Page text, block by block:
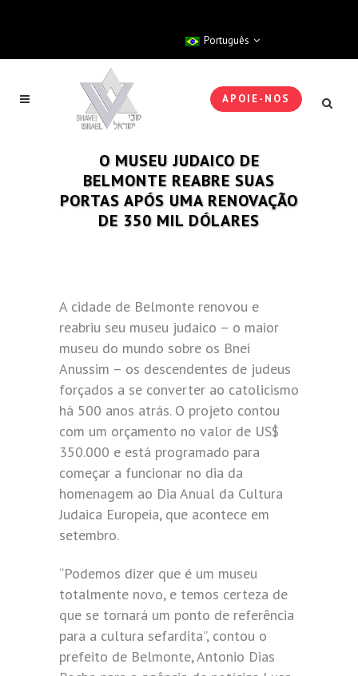
Português
APOIE-NOS
O MUSEU JUDAICO DE
BELMONTE REABRE SUAS
PORTAS APÓS UMA RENOVAÇÃO
DE 350 MIL DÓLARES
A cidade de Belmonte renovou e
reabriu seu museu judaico – o maior
museu do mundo sobre os Bnei
Anussim – os descendentes de judeus
forçados a se converter ao catolicismo
há 500 anos atrás. O projeto contou
com um orçamento no valor de US$
350.000 e está programado para
começar a funcionar no dia da
homenagem ao Dia Anual da Cultura
Judaica Europeia, que acontece em
setembro.
“Podemos dizer que é um museu
totalmente novo, e temos certeza de
que se tornará um ponto de referência
para a cultura sefardita”, contou o
prefeito de Belmonte, Antonio Dias